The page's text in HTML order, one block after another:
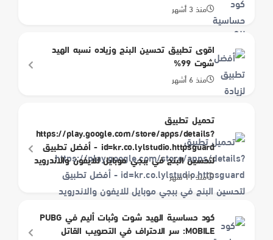
منذ 3 أشهر
اقوى تطبيق تحسين البنج وزياده نسبه الهيد
شوت 99%
منذ 6 أشهر
تحميل تطبيق
https://play.google.com/store/apps/details?
id=kr.co.lylstudio.httpsguard - أفضل تطبيق
لتحسين البنج في ببجي موبايل للايفون والاندرويد
منذ 11 شهر
كود حساسية الهيد شوت وثبات أليم في PUBG
MOBILE: سر الاحتراف في التصويب القاتل